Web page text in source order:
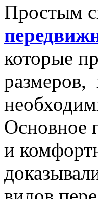
Простым
которые
размеров,
Основное
и